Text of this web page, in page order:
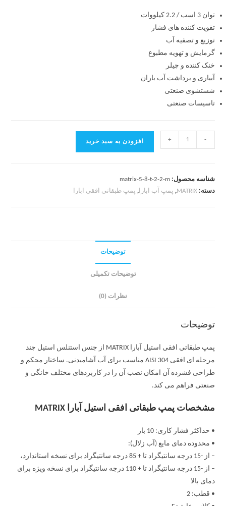
توان 3 اسب / 2.2 کیلووات
تقویت کننده های فشار
توزیع و تصفیه آب
گرمایش و تهویه مطبوع
خنک کننده و چیلر
آبیاری و برداشت آب باران
شستشوی صنعتی
تاسیسات صنعتی
-
+ افزودن به سبد خرید
شناسه محصول:matrix-5-8-t-2-2-m
دسته:MATRIX
, پمپ آب ابارا, پمپ طبقاتی افقی ابارا
توضیحات
توضیحات تکمیلی
نظرات (0)
توضیحات
پمپ طبقاتی افقی استیل آبارا MATRIX از جنس استنلس استیل چند
مرحله ای افقی AISI 304 مناسب برای آب آشامیدنی. ساختار محکم و
طراحی فشرده آن امکان نصب آن را در کاربردهای مختلف خانگی و
صنعتی فراهم می کند.
مشخصات پمپ طبقاتی افقی استیل آبارا MATRIX
• حداکثر فشار کاری: 10 بار
• محدوده دمای مایع (آب زلال):
– از -15 درجه سانتیگراد تا + 85 درجه سانتیگراد برای نسخه استاندارد،
– از -15 درجه سانتیگراد تا + 110 درجه سانتیگراد برای نسخه ویژه برای
دمای بالا
• قطب: 2